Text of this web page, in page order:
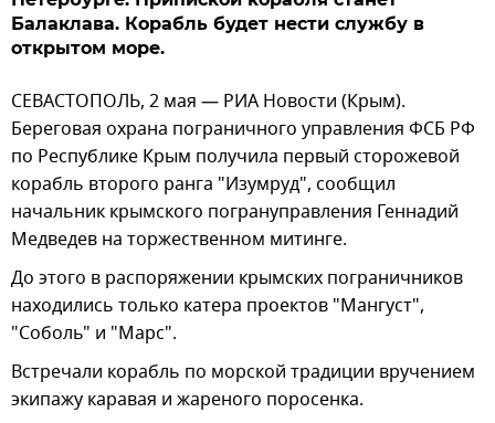
Балаклава. Корабль будет нести службу в
открытом море.
СЕВАСТОПОЛЬ, 2 мая — РИА Новости (Крым).
Береговая охрана пограничного управления ФСБ РФ
по Республике Крым получила первый сторожевой
корабль второго ранга "Изумруд", сообщил
начальник крымского погрануправления Геннадий
Медведев на торжественном митинге.
До этого в распоряжении крымских пограничников
находились только катера проектов "Мангуст",
"Соболь" и "Марс".
Встречали корабль по морской традиции вручением
экипажу каравая и жареного поросенка.